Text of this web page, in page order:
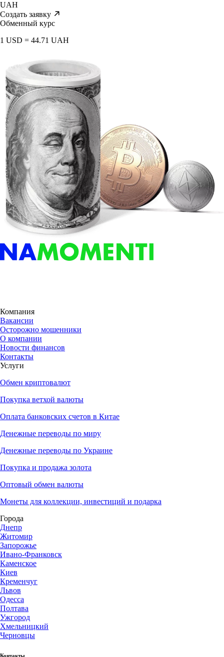
UAH
Создать заявку
Обменный курс
1 USD = 44.71 UAH
Компания
Вакансии
Осторожно мошенники
О компании
Новости финансов
Контакты
Услуги
Обмен криптовалют
Покупка ветхой валюты
Оплата банковских счетов в Китае
Денежные переводы по миру
Денежные переводы по Украине
Покупка и продажа золота
Оптовый обмен валюты
Монеты для коллекции, инвестиций и подарка
Города
Днепр
Житомир
Запорожье
Ивано-Франковск
Каменское
Киев
Кременчуг
Львов
Одесса
Полтава
Ужгород
Хмельницкий
Черновцы
Контакты